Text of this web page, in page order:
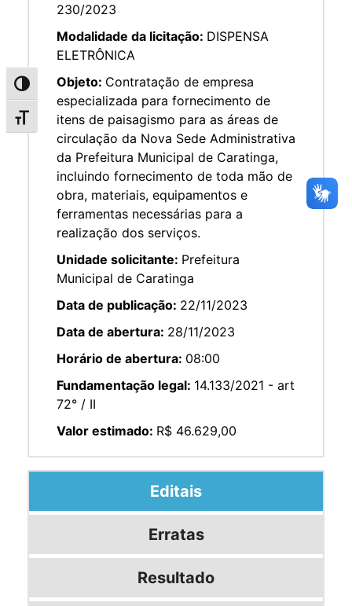
Alternar alto contraste
Alternar tamanho da fonte
230/2023
Modalidade da licitação: DISPENSA
ELETRÔNICA
Objeto: Contratação de empresa
especializada para fornecimento de
itens de paisagismo para as áreas de
circulação da Nova Sede Administrativa
da Prefeitura Municipal de Caratinga,
incluindo fornecimento de toda mão de
obra, materiais, equipamentos e
ferramentas necessárias para a
realização dos serviços.
Unidade solicitante: Prefeitura
Municipal de Caratinga
Data de publicação: 22/11/2023
Data de abertura: 28/11/2023
Horário de abertura: 08:00
Fundamentação legal: 14.133/2021 - art
72° / II
Valor estimado: R$ 46.629,00
Editais
Erratas
Resultado